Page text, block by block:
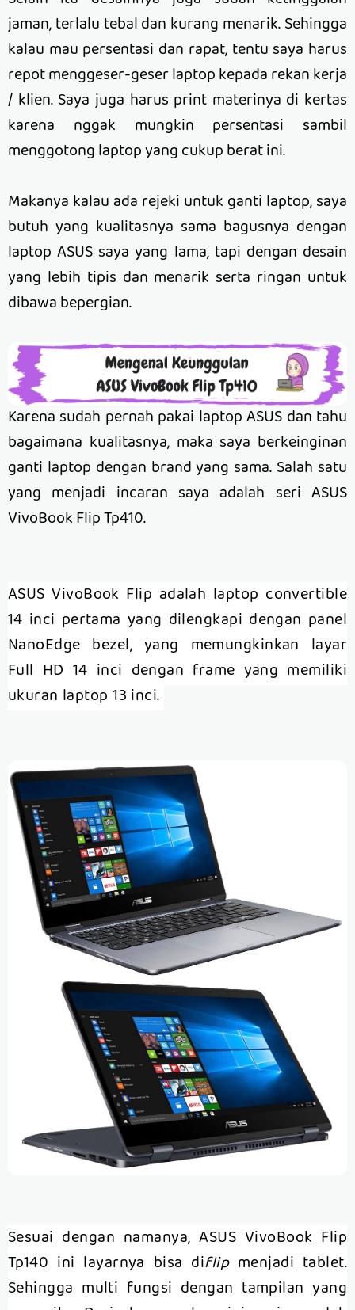
jaman, terlalu tebal dan kurang menarik. Sehingga
kalau mau persentasi dan rapat, tentu saya harus
repot menggeser-geser laptop kepada rekan kerja
/ klien. Saya juga harus print materinya di kertas
karena nggak mungkin persentasi sambil
menggotong laptop yang cukup berat ini.
Makanya kalau ada rejeki untuk ganti laptop, saya
butuh yang kualitasnya sama bagusnya dengan
laptop ASUS saya yang lama, tapi dengan desain
yang lebih tipis dan menarik serta ringan untuk
dibawa bepergian.
Karena sudah pernah pakai laptop ASUS dan tahu
bagaimana kualitasnya, maka saya berkeinginan
ganti laptop dengan brand yang sama. Salah satu
yang menjadi incaran saya adalah seri ASUS
VivoBook Flip Tp410.
ASUS VivoBook Flip adalah laptop convertible
14 inci pertama yang dilengkapi dengan panel
NanoEdge bezel, yang memungkinkan layar
Full HD 14 inci dengan frame yang memiliki
ukuran laptop 13 inci.
Sesuai dengan namanya, ASUS VivoBook Flip
Tp140 ini layarnya bisa diflipmenjadi tablet.
Sehingga multi fungsi dengan tampilan yang